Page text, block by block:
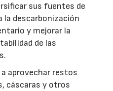
sus fuentes de
la descarbonización
y mejorar la
de las
a aprovechar restos
cáscaras y otros